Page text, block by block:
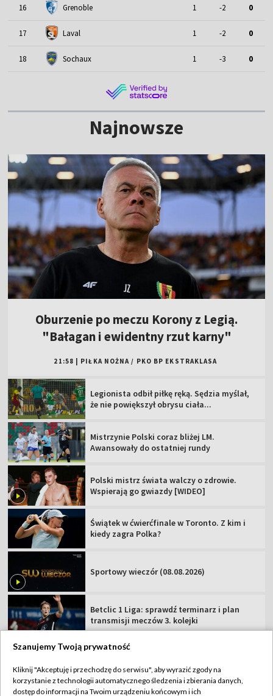
16 Grenoble 1 -2 0
17 Laval 1 -2 0
18 Sochaux 1 -3 0
Najnowsze
Oburzenie po meczu Korony z Legią.
"Bałagan i ewidentny rzut karny"
21:58 PIŁKA NOŻNA / PKO BP EKSTRAKLASA
Legionista odbił piłkę ręką. Sędzia myślał,
że nie powiększył obrysu ciała...
Mistrzynie Polski coraz bliżej LM.
Awansowały do ostatniej rundy
Polski mistrz świata walczy o zdrowie.
Wspierają go gwiazdy [WIDEO]
Świątek w ćwierćfinale w Toronto. Z kim i
kiedy zagra Polka?
Sportowy wieczór (08.08.2026)
Betclic 1 Liga: sprawdź terminarz i plan
transmisji meczów 3. kolejki
TVP
Szanujemy Twoją prywatność
Kliknij "Akceptuję i przechodzę do serwisu", aby wyrazić zgody na
korzystanie z technologii automatycznego śledzenia i zbierania danych,
dostęp do informacji na Twoim urządzeniu końcowym i ich